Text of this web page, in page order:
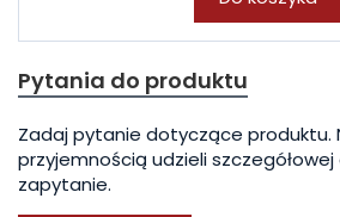
Pytania do produktu
Zadaj pytanie dotyczące produktu.
przyjemnością udzieli
zapytanie.